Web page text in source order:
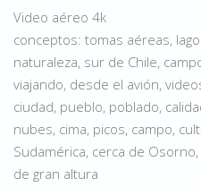
Video aéreo 4k
conceptos: tomas aéreas,
naturaleza, sur de Chile,
viajando, desde el avión,
ciudad, pueblo, poblado,
nubes, cima, picos, campo,
Sudamérica, cerca de
de gran altura